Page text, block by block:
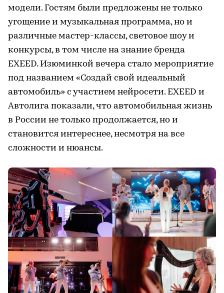
модели. Гостям были предложены не только
угощение и музыкальная программа, но и
различные мастер-классы, световое шоу и
конкурсы, в том числе на знание бренда
EXEED. Изюминкой вечера стало мероприятие
под названием «Создай свой идеальный
автомобиль» с участием нейросети. EXEED и
Автолига показали, что автомобильная жизнь
в России не только продолжается, но и
становится интереснее, несмотря на все
сложности и нюансы.